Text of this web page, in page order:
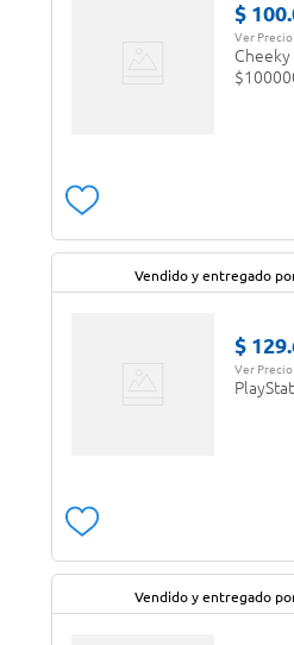
$ 100.
Ver
Cheeky
Vendido y entregado
$ 129.
Ver
Vendido y entregado